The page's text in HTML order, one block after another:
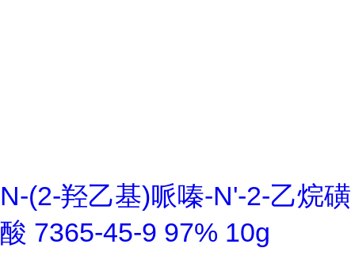
N-(2-羟乙基)哌嗪-N'-2-乙烷磺
酸 7365-45-9 97% 10g